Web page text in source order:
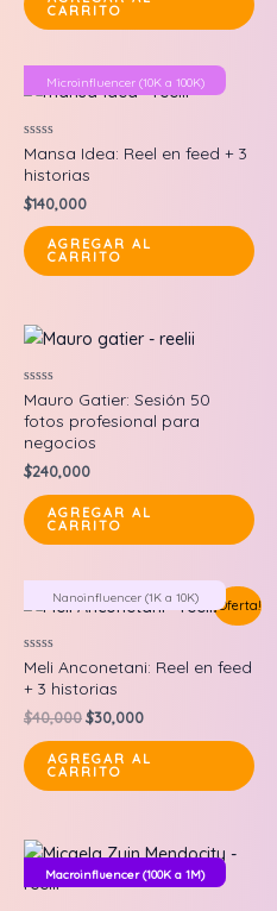
CARRITO
Microinfluencer (10K a 100K)
Valorado
en
0
de
5
Mansa Idea: Reel en feed + 3
historias
$140,000
AGREGAR AL
CARRITO
Valorado
en
0
de
5
Mauro Gatier: Sesión 50
fotos profesional para
negocios
$240,000
AGREGAR AL
CARRITO
¡Oferta!
Nanoinfluencer (1K a 10K)
Valorado
en
0
de
5
Meli Anconetani: Reel en feed
+ 3 historias
$40,000Original
was:
$40,000.
$30,000Current
is:
AGREGAR AL
CARRITO
Microinfluencer (10K a 100K)
Macroinfluencer (100K a 1M)